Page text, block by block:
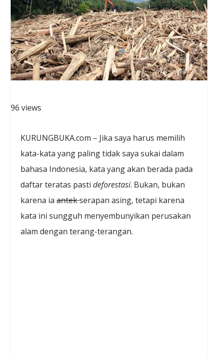
96 views
KURUNGBUKA.com – Jika saya harus memilih
kata-kata yang paling tidak saya sukai dalam
bahasa Indonesia, kata yang akan berada pada
daftar teratas pastideforestasi. Bukan, bukan
karena iaantekserapan asing, tetapi karena
kata ini sungguh menyembunyikan perusakan
alam dengan terang-terangan.